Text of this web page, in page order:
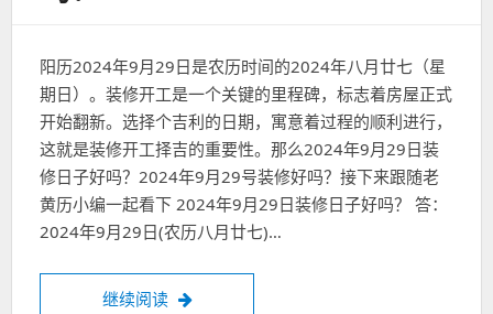
阳历2024年9月29日是农历时间的2024年八月廿七（星
期日）。装修开工是一个关键的里程碑，标志着房屋正式
开始翻新。选择个吉利的日期，寓意着过程的顺利进行，
这就是装修开工择吉的重要性。那么2024年9月29日装
修日子好吗？2024年9月29号装修好吗？接下来跟随老
黄历小编一起看下 2024年9月29日装修日子好吗？ 答：
2024年9月29日(农历八月廿七)…
继续阅读 2024年9月29日装修日子好吗？2024年9